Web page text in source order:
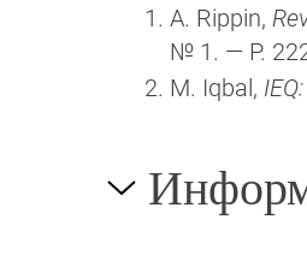
A. Rippin,
№ 1. — P.
M. Iqbal,